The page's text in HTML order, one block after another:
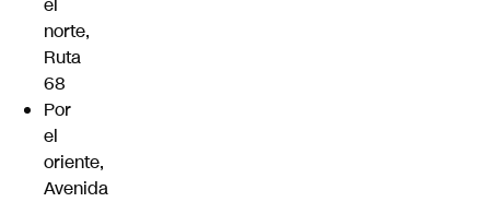
norte,
Ruta
68
Por
el
oriente,
Avenida